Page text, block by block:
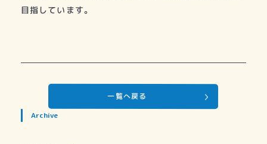
目指しています。
一覧へ戻る
Archive